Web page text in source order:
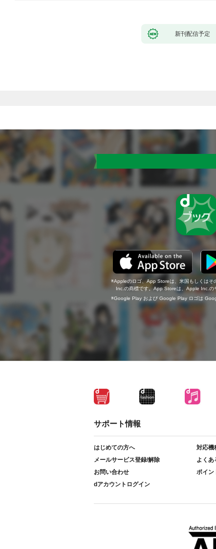
新刊配信予定
Appleのロゴ、App Storeは、米国もしくはそ
Inc.の商標です。App Storeは、Apple Inc.の
Google Play および Google Play ロゴは
サポート情報
はじめての方へ
対応機
メールサービス登録/解除
よくあ
お問い合わせ
ポイン
dアカウントログイン